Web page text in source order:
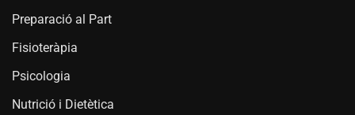
Preparació al Part
Fisioteràpia
Psicologia
Nutrició i Dietètica